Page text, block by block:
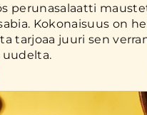
perunasalaatti
Kokonaisuus on
tarjoaa juuri sen